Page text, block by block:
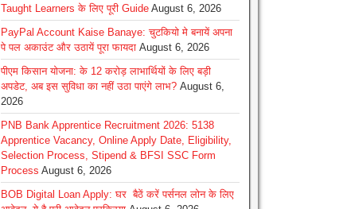
Taught Learners के लिए पूरी Guide August 6, 2026
PayPal Account Kaise Banaye: चुटकियो मे बनायें अपना
पे पल अकाउंट और उठायें पूरा फायदा August 6, 2026
पीएम किसान योजना: के 12 करोड़ लाभार्थियों के लिए बड़ी
अपडेट, अब इस सुविधा का नहीं उठा पाएंगे लाभ? August 6,
2026
PNB Bank Apprentice Recruitment 2026: 5138
Apprentice Vacancy, Online Apply Date, Eligibility,
Selection Process, Stipend & BFSI SSC Form
Process August 6, 2026
BOB Digital Loan Apply: घर बैठें करें पर्सनल लोन के लिए